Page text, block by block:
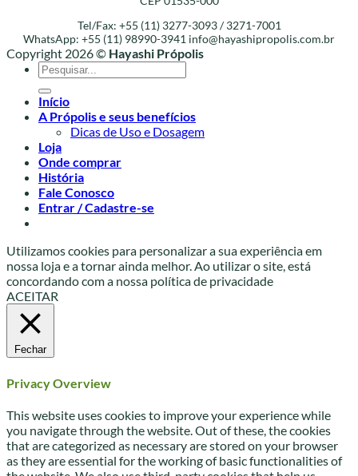
Tel/Fax: +55 (11) 3277-3093 / 3271-7001
WhatsApp: +55 (11) 98990-3941 info@hayashipropolis.com.br
Copyright 2026 © Hayashi Própolis
Pesquisar
por:
Início
A Própolis e seus benefícios
Dicas de Uso e Dosagem
Loja
Onde comprar
História
Fale Conosco
Entrar / Cadastre-se
Utilizamos cookies para personalizar a sua experiência em
nossa loja e a tornar ainda melhor. Ao utilizar o site, está
concordando com a nossa política de privacidade
ACEITAR
Fechar
Privacy Overview
This website uses cookies to improve your experience while
you navigate through the website. Out of these, the cookies
that are categorized as necessary are stored on your browser
as they are essential for the working of basic functionalities of